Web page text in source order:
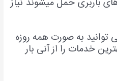
باربری حمل میشوند نیاز
توانید به صورت همه روزه
خدمات را از آنی بار